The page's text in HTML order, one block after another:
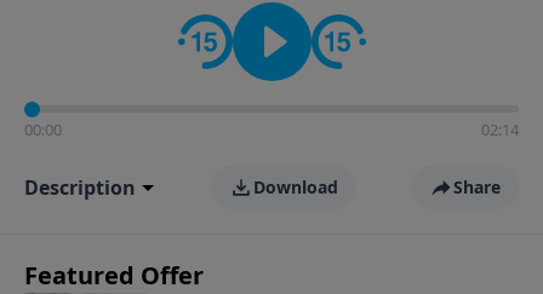
00:00 02:14
Description Download Share
Featured Offer